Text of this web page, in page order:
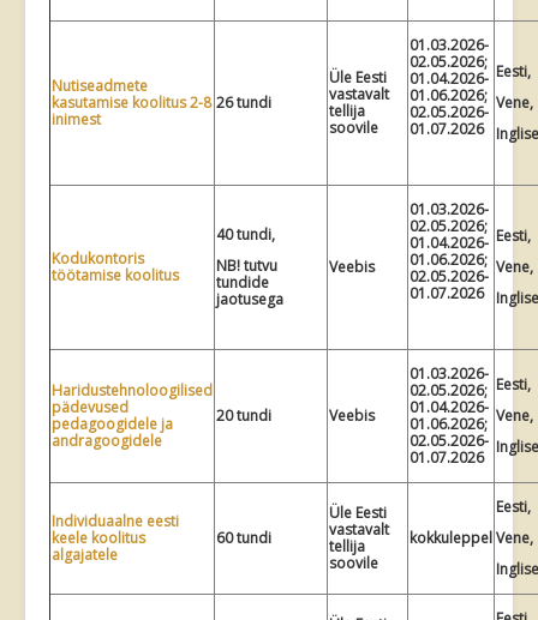
Nutiseadmete
kasutamise koolitus 2-8
inimest
26 tundi
Üle Eesti
vastavalt
tellija
soovile
01.03.2026-
02.05.2026;
01.04.2026-
01.06.2026;
02.05.2026-
01.07.2026
Eesti,
Vene,
Inglise
Kodukontoris
töötamise koolitus
40 tundi,
NB! tutvu
tundide
jaotusega
Veebis
01.03.2026-
02.05.2026;
01.04.2026-
01.06.2026;
02.05.2026-
01.07.2026
Eesti,
Vene,
Inglise
Haridustehnoloogilised
pädevused
pedagoogidele ja
andragoogidele
20 tundi Veebis
01.03.2026-
02.05.2026;
01.04.2026-
01.06.2026;
02.05.2026-
01.07.2026
Eesti,
Vene,
Inglise
Individuaalne eesti
keele koolitus
algajatele
60 tundi
Üle Eesti
vastavalt
tellija
soovile
kokkuleppel
Eesti,
Vene,
Inglise